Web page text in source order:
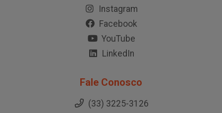
Instagram
Facebook
YouTube
LinkedIn
Fale Conosco
(33) 3225-3126